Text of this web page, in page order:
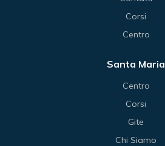
Corsi
Centro
Santa Maria
Centro
Corsi
Gite
Chi Siamo